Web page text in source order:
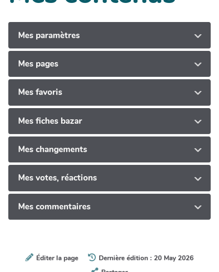
Mes paramètres
Mes pages
Mes favoris
Mes fiches bazar
Mes changements
Mes votes, réactions
Mes commentaires
Éditer la page
Dernière édition : 20 May 2026